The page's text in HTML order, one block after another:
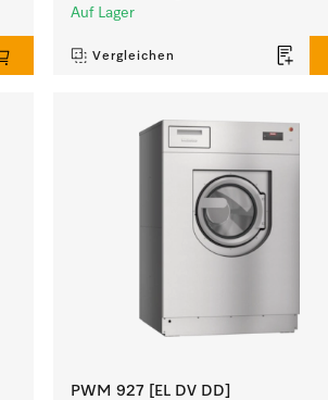
Auf Lager
Vergleichen
PWM 927 [EL DV DD]